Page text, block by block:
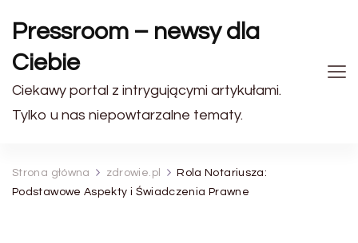
Pressroom – newsy dla
Ciebie
Ciekawy portal z intrygującymi artykułami.
Tylko u nas niepowtarzalne tematy.
Strona główna zdrowie.pl
Rola Notariusza:
Podstawowe Aspekty i Świadczenia Prawne